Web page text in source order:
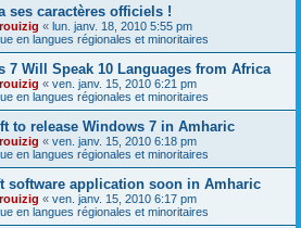
ses caractères officiels !
« lun. janv. 18, 2010 5:55 pm
en langues régionales et minoritaires
7 Will Speak 10 Languages from Africa
« ven. janv. 15, 2010 6:21 pm
en langues régionales et minoritaires
to release Windows 7 in Amharic
« ven. janv. 15, 2010 6:18 pm
en langues régionales et minoritaires
software application soon in Amharic
« ven. janv. 15, 2010 6:17 pm
en langues régionales et minoritaires